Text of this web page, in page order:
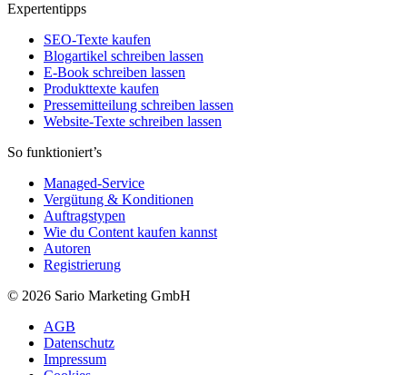
Expertentipps
SEO-Texte kaufen
Blogartikel schreiben lassen
E-Book schreiben lassen
Produkttexte kaufen
Pressemitteilung schreiben lassen
Website-Texte schreiben lassen
So funktioniert’s
Managed-Service
Vergütung & Konditionen
Auftragstypen
Wie du Content kaufen kannst
Autoren
Registrierung
© 2026 Sario Marketing GmbH
AGB
Datenschutz
Impressum